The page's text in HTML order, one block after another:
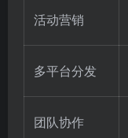
活动营销
多平台分发
团队协作